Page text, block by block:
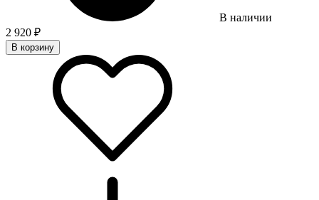
В наличии
2 920 ₽
В корзину